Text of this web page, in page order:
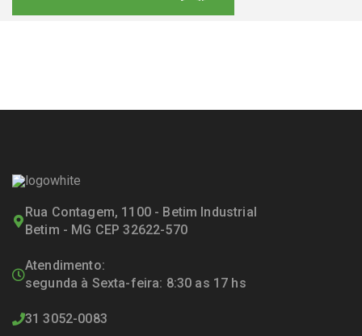
Rua Contagem, 1100 - Betim Industrial
Betim - MG CEP 32622-570
Atendimento:
segunda à Sexta-feira: 8:30 as 17 hs
31 3052-0083